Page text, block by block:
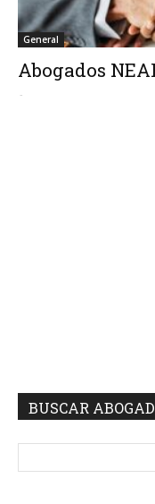
General
Abogados
-
BUSCAR